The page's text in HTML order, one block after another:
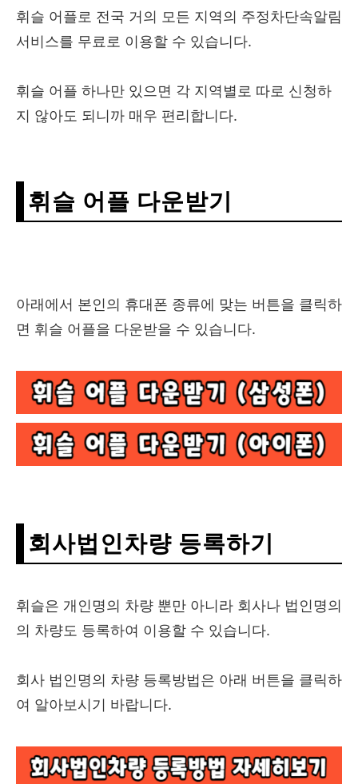
휘슬 어플로 전국 거의 모든 지역의 주정차단속알림
서비스를 무료로 이용할 수 있습니다.
휘슬 어플 하나만 있으면 각 지역별로 따로 신청하
지 않아도 되니까 매우 편리합니다.
휘슬 어플 다운받기
아래에서 본인의 휴대폰 종류에 맞는 버튼을 클릭하
면 휘슬 어플을 다운받을 수 있습니다.
회사법인차량 등록하기
휘슬은 개인명의 차량 뿐만 아니라 회사나 법인명의
의 차량도 등록하여 이용할 수 있습니다.
회사 법인명의 차량 등록방법은 아래 버튼을 클릭하
여 알아보시기 바랍니다.